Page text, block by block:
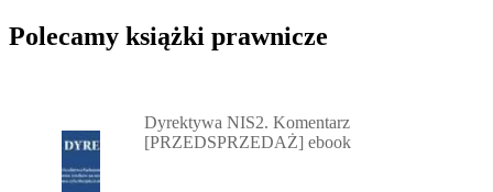
Polecamy książki prawnicze
Dyrektywa NIS2. Komentarz
[PRZEDSPRZEDAŻ] ebook